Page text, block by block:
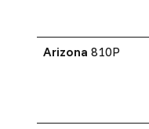
Arizona 810P